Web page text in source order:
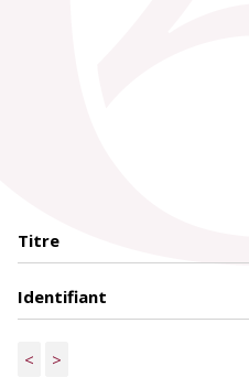
Titre
Identifiant
< >